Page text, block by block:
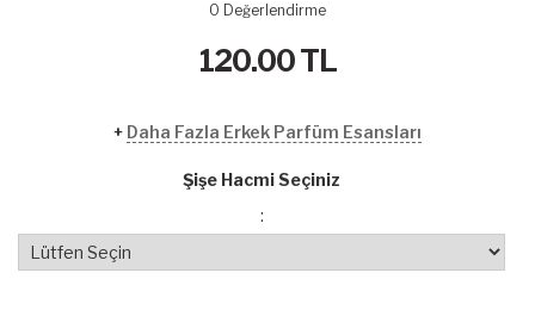
0 Değerlendirme
120.00TL
+ Daha Fazla Erkek Parfüm Esansları
Şişe Hacmi Seçiniz
: